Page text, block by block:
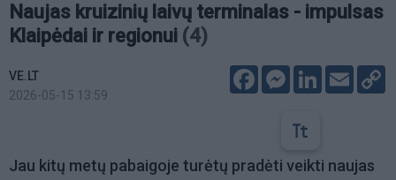
Naujas kruizinių laivų terminalas - impulsas
Klaipėdai ir regionui (4)
VE.LT
2026-05-15 13:59
FacebookMessenger
LinkedIn
Email
Jau kitų metų pabaigoje turėtų pradėti veikti naujas